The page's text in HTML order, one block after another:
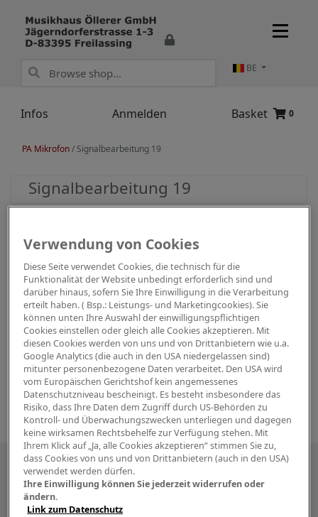
Infos Anmelden Basket 0
BE
PA Mikrofon/ Signalbearbeitung 19
Signalbearbeitung 19
Besuchen Sie uns auch in den sozialen
Medien
Verwendung von Cookies
Diese Seite verwendet Cookies, die technisch für die
Funktionalität der Website unbedingt erforderlich sind und
darüber hinaus, sofern Sie Ihre Einwilligung in die Verarbeitung
erteilt haben. ( Bsp.: Leistungs- und Marketingcookies). Sie
können unten Ihre Auswahl der einwilligungspflichtigen
Cookies einstellen oder gleich alle Cookies akzeptieren. Mit
diesen Cookies werden von uns und von Drittanbietern wie u.a.
Google Analytics (die auch in den USA niedergelassen sind)
mitunter personenbezogene Daten verarbeitet. Den USA wird
vom Europäischen Gerichtshof kein angemessenes
Datenschutzniveau bescheinigt. Es besteht insbesondere das
Risiko, dass Ihre Daten dem Zugriff durch US-Behörden zu
Kontroll- und Überwachungszwecken unterliegen und dagegen
keine wirksamen Rechtsbehelfe zur Verfügung stehen. Mit
Ihrem Klick auf „Ja, alle Cookies akzeptieren“ stimmen Sie zu,
dass Cookies von uns und von Drittanbietern (auch in den USA)
verwendet werden dürfen.
Ihre Einwilligung können Sie jederzeit widerrufen oder
ändern.
Link zum Datenschutz